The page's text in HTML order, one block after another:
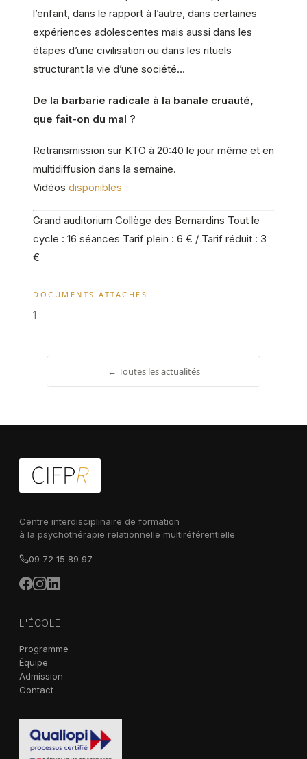
l’enfant, dans le rapport à l’autre, dans certaines
expériences adolescentes mais aussi dans les
étapes d’une civilisation ou dans les rituels
structurant la vie d’une société…
De la barbarie radicale à la banale cruauté,
que fait-on du mal ?
Retransmission sur KTO à 20:40 le jour même et en
multidiffusion dans la semaine.
Vidéos disponibles
Grand auditorium Collège des Bernardins Tout le
cycle : 16 séances Tarif plein : 6 € / Tarif réduit : 3
€
DOCUMENTS ATTACHÉS
1
← Toutes les actualités
Centre interdisciplinaire de formation
à la psychothérapie relationnelle multiréférentielle
09 72 15 89 97
L'ÉCOLE
Programme
Équipe
Admission
Contact